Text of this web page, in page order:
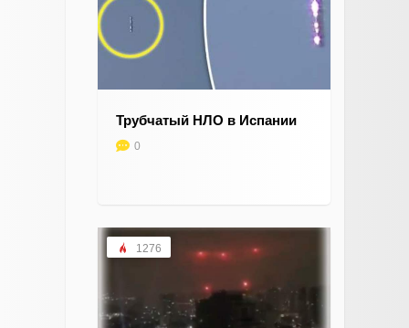
Трубчатый НЛО в Испании
0
1276